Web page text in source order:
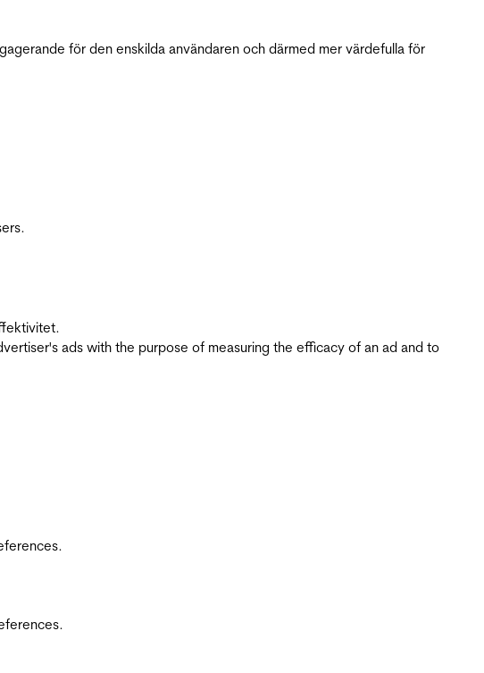
för den enskilda användaren och därmed mer värdefulla för
ads with the purpose of measuring the efficacy of an ad and to